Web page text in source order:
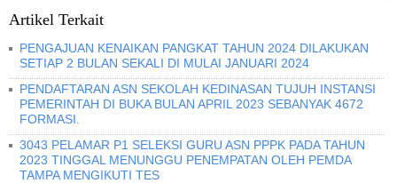
Artikel Terkait
PENGAJUAN KENAIKAN PANGKAT TAHUN 2024 DILAKUKAN
SETIAP 2 BULAN SEKALI DI MULAI JANUARI 2024
PENDAFTARAN ASN SEKOLAH KEDINASAN TUJUH INSTANSI
PEMERINTAH DI BUKA BULAN APRIL 2023 SEBANYAK 4672
FORMASI.
3043 PELAMAR P1 SELEKSI GURU ASN PPPK PADA TAHUN
2023 TINGGAL MENUNGGU PENEMPATAN OLEH PEMDA
TAMPA MENGIKUTI TES